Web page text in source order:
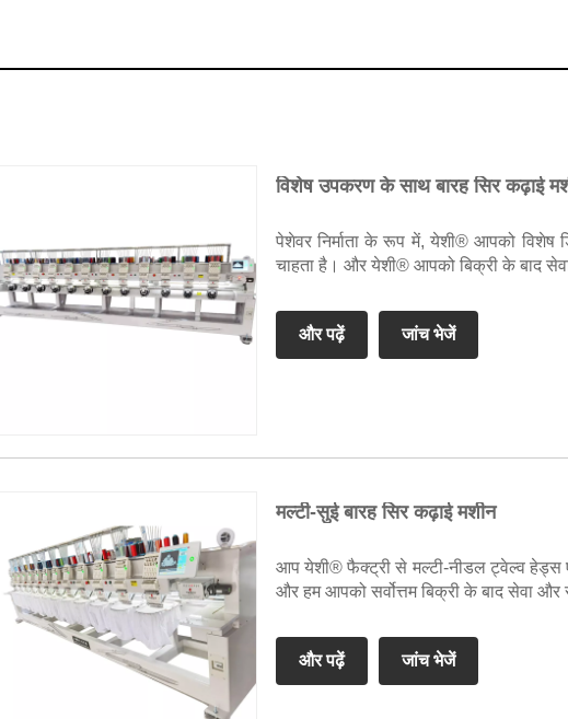
विशेष उपकरण के साथ बारह सिर कढ़ाई
पेशेवर निर्माता के रूप में, येशी® आपको विशेष
चाहता है। और येशी® आपको बिक्री के बाद
और पढ़ें जांच भेजें
मल्टी-सुई बारह सिर कढ़ाई मशीन
आप येशी® फैक्ट्री से मल्टी-नीडल ट्वेल्व हेड्स
और हम आपको सर्वोत्तम बिक्री के बाद सेवा और
और पढ़ें जांच भेजें